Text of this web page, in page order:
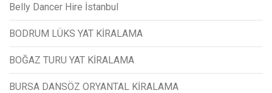
Belly Dancer Hire İstanbul
BODRUM LÜKS YAT KİRALAMA
BOĞAZ TURU YAT KİRALAMA
BURSA DANSÖZ ORYANTAL KİRALAMA